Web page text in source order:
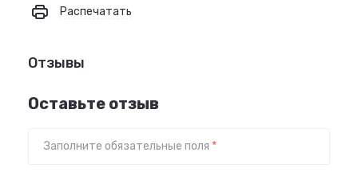
Распечатать
Отзывы
Оставьте отзыв
Заполните обязательные поля *